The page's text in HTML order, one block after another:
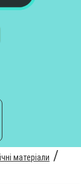
матеріали /